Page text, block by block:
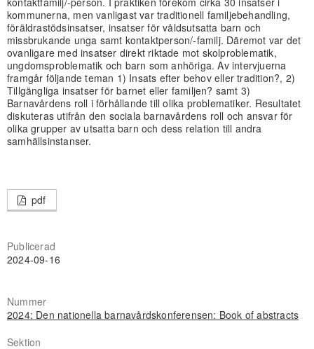
kommunerna, men vanligast var traditionell familjebehandling,
föräldrastödsinsatser, insatser för våldsutsatta barn och
missbrukande unga samt kontaktperson/-familj. Däremot var det
ovanligare med insatser direkt riktade mot skolproblematik,
ungdomsproblematik och barn som anhöriga. Av intervjuerna
framgår följande teman 1) Insats efter behov eller tradition?, 2)
Tillgängliga insatser för barnet eller familjen? samt 3)
Barnavårdens roll i förhållande till olika problematiker. Resultatet
diskuteras utifrån den sociala barnavårdens roll och ansvar för
olika grupper av utsatta barn och dess relation till andra
samhällsinstanser.
pdf
Publicerad
2024-09-16
Nummer
2024: Den nationella barnavårdskonferensen: Book of abstracts
Sektion